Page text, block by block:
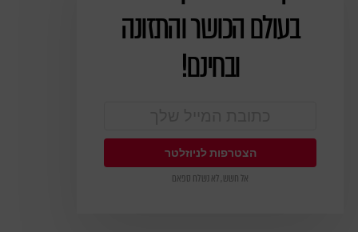
בעולם הכושר והתזונה
ובחינם!
אל חשש, לא נשלח ספאם